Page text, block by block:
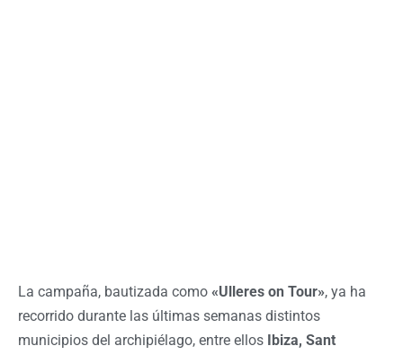
La campaña, bautizada como «Ulleres on Tour», ya ha
recorrido durante las últimas semanas distintos
municipios del archipiélago, entre ellos Ibiza, Sant